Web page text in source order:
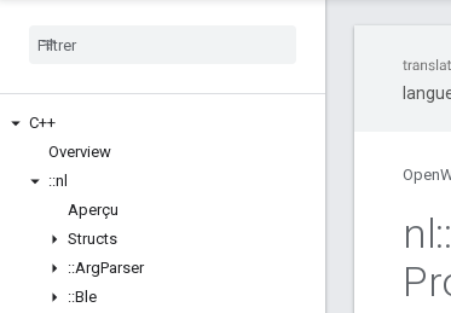
C++
Overview
::nl
Aperçu
Structs
::ArgParser
::Ble
nl::